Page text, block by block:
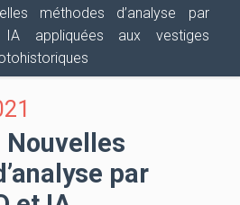
méthodes d’analyse par
appliquées aux vestiges
Nouvelles
par